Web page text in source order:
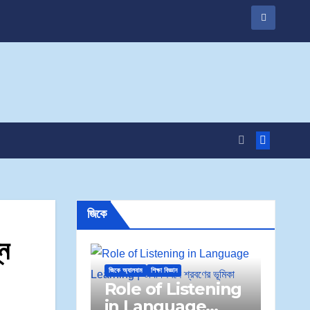
জিকে
জিকে অ্যালবাম শিক্ষা বিজ্ঞান
Role of Listening